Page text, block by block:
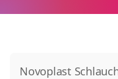
Novoplast